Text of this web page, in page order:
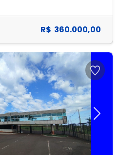
R$ 360.000,00
Next